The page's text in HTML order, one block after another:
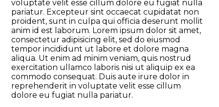
voluptate velit esse cillum dolore eu fugiat nulla
pariatur. Excepteur sint occaecat cupidatat non
proident, sunt in culpa qui officia deserunt mollit
anim id est laborum. Lorem ipsum dolor sit amet,
consectetur adipisicing elit, sed do eiusmod
tempor incididunt ut labore et dolore magna
aliqua. Ut enim ad minim veniam, quis nostrud
exercitation ullamco laboris nisi ut aliquip ex ea
commodo consequat. Duis aute irure dolor in
reprehenderit in voluptate velit esse cillum
dolore eu fugiat nulla pariatur.